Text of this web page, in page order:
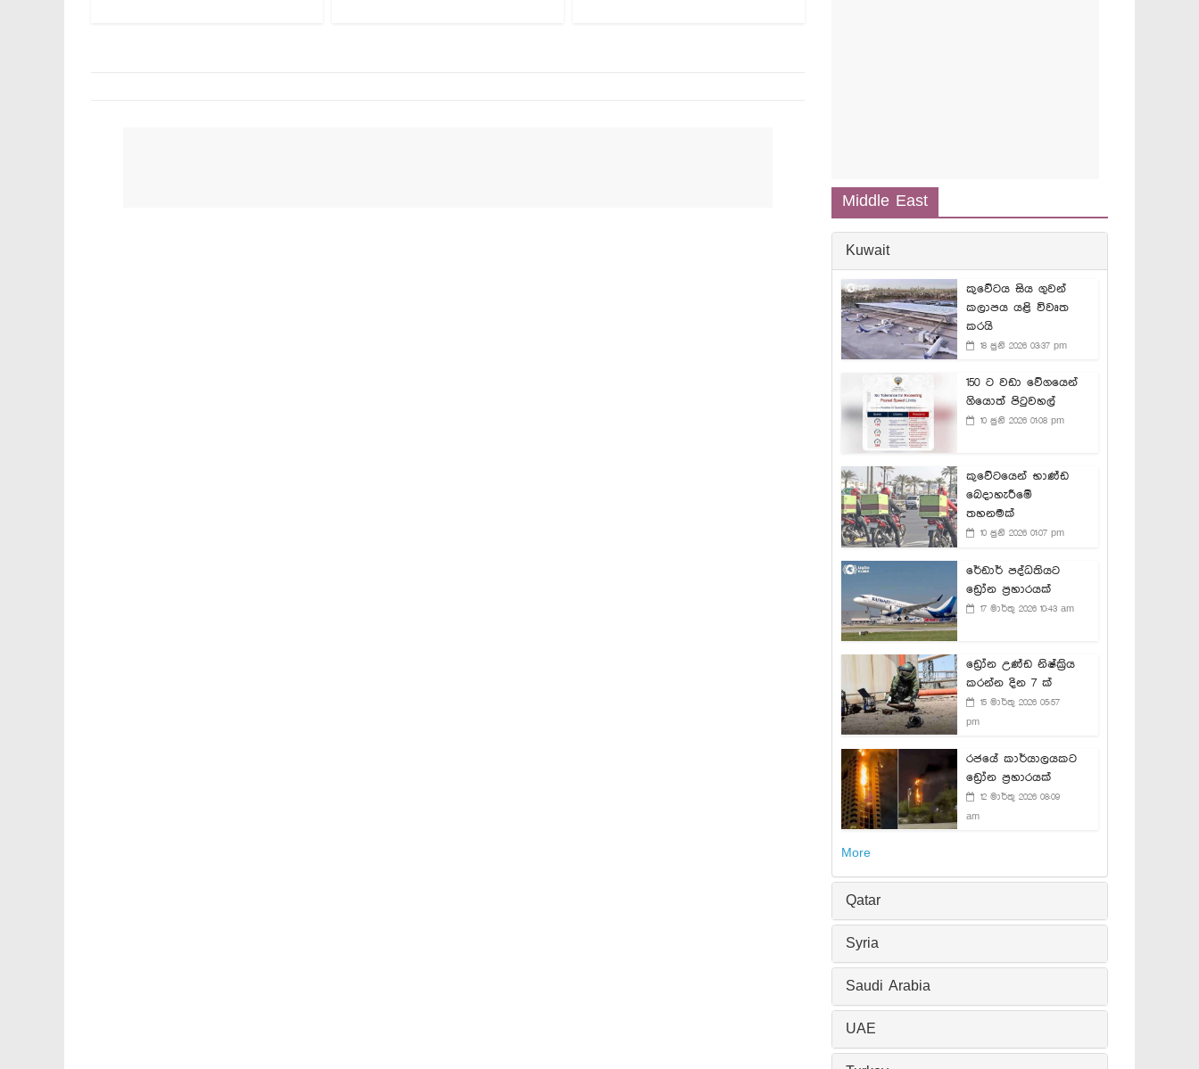
Middle East
Kuwait
කුවේටය සිය ගුවන්
කලාපය යළි විවෘත
කරයි
18 ජුනි 2026 03:37 pm
150 ට වඩා වේගයෙන්
ගියොත් පිටුවහල්
10 ජුනි 2026 01:08 pm
කුවේටයෙන් භාණ්ඩ
බෙදාහැරීමේ
තහනමක්
10 ජුනි 2026 01:07 pm
රේඩාර් පද්ධතියට
ඩ්‍රෝන ප්‍රහාරයක්
17 මාර්තු 2026 10:43 am
ඩ්‍රෝන උණ්ඩ නිෂ්ක්‍රිය
කරන්න දින 7 ක්
15 මාර්තු 2026 05:57
pm
රජයේ කාර්යාලයකට
ඩ්‍රෝන ප්‍රහාරයක්
12 මාර්තු 2026 08:09
am
More
Qatar
Syria
Saudi Arabia
UAE